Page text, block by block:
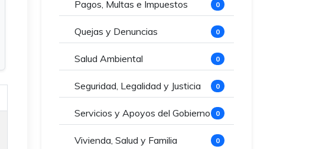
Pagos, Multas e Impuestos 0
Quejas y Denuncias 0
Salud Ambiental 0
Seguridad, Legalidad y Justicia 0
Servicios y Apoyos del Gobierno 0
Vivienda, Salud y Familia 0